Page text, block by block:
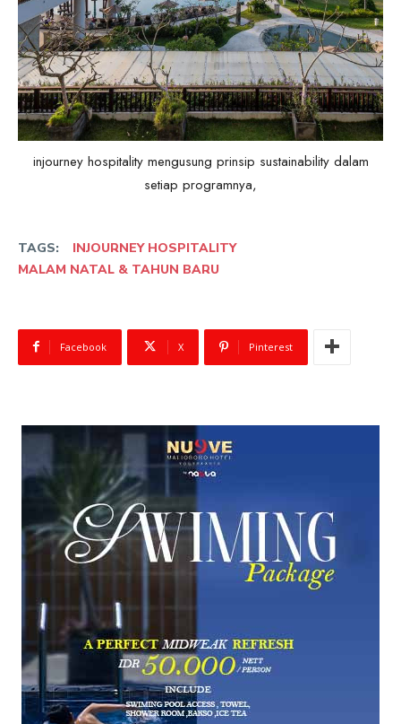
injourney hospitality mengusung prinsip sustainability dalam
setiap programnya,
TAGS:
INJOURNEY HOSPITALITY
MALAM NATAL & TAHUN BARU
Facebook X Pinterest